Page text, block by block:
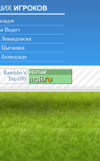
Видич
Цыганков